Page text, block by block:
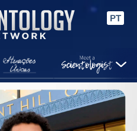
PT